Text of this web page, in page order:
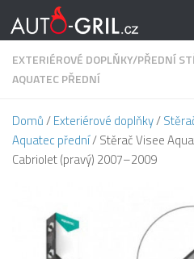
Skip to content
EXTERIÉROVÉ DOPLŇKY/PŘEDNÍ
AQUATEC PŘEDNÍ
Domů/Exteriérové doplňky/
Aquatec přední/ Stěrač Visee
Cabriolet (pravý) 2007–2009